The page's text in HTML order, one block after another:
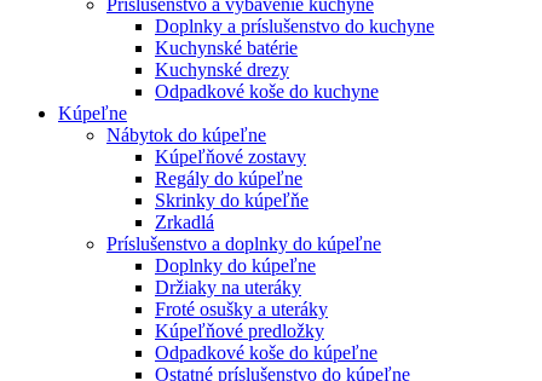
Doplnky a príslušenstvo do kuchyne
Kuchynské batérie
Kuchynské drezy
Odpadkové koše do kuchyne
Kúpeľne
Nábytok do kúpeľne
Kúpeľňové zostavy
Regály do kúpeľne
Skrinky do kúpeľňe
Zrkadlá
Príslušenstvo a doplnky do kúpeľne
Doplnky do kúpeľne
Držiaky na uteráky
Froté osušky a uteráky
Kúpeľňové predložky
Odpadkové koše do kúpeľne
Ostatné príslušenstvo do kúpeľne